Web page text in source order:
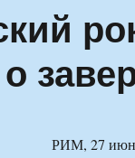
РИМ, 27 июн